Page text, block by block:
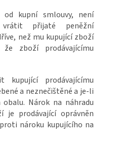
kupní smlouvy, není
vrátit přijaté peněžní
než mu kupující zboží
zboží prodávajícímu
prodávajícímu
a neznečištěné a je-li
Nárok na náhradu
je prodávající oprávněn
nároku kupujícího na